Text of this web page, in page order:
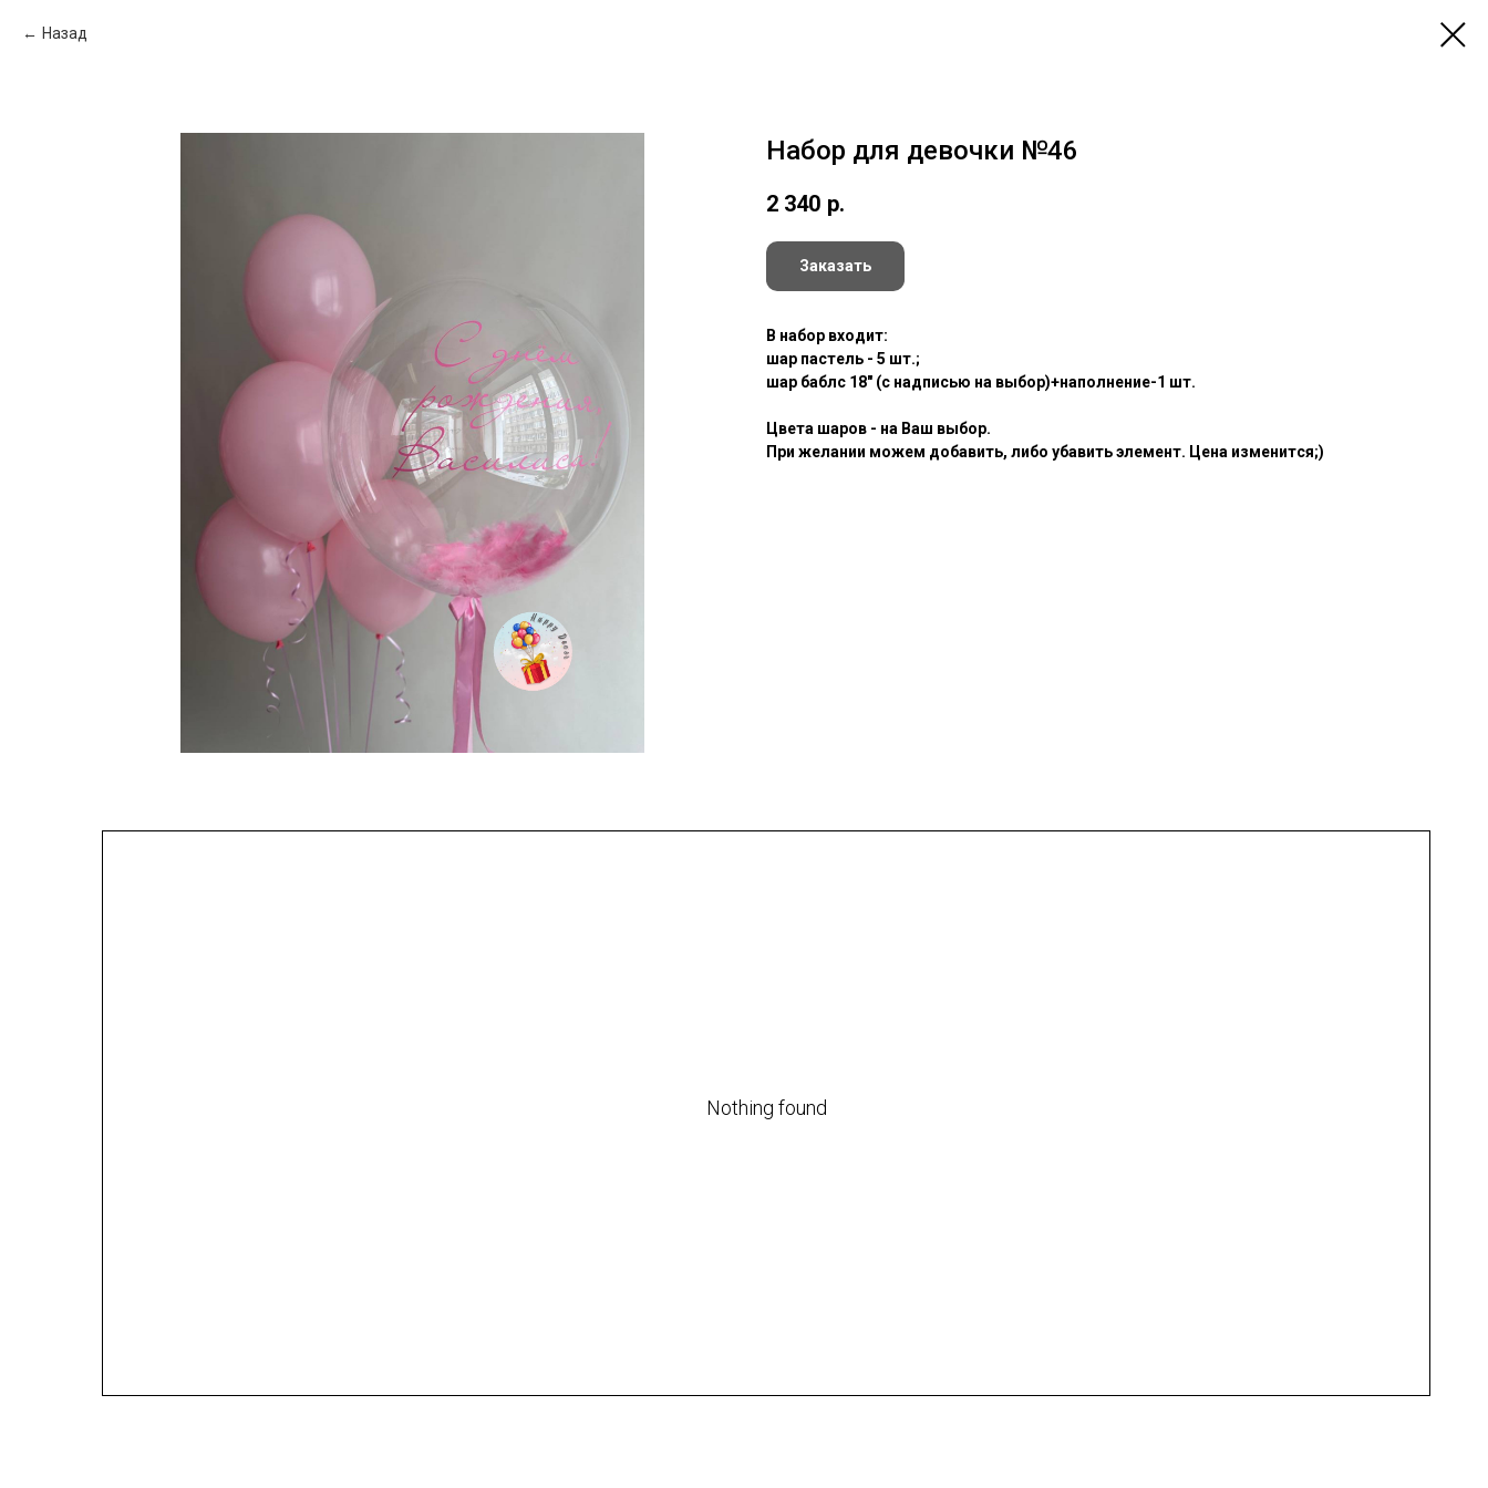
Назад
Набор для девочки №46
2 340 р.
Заказать
В набор входит:
шар пастель - 5 шт.;
шар баблс 18" (с надписью на выбор)+наполнение-1 шт.
Цвета шаров - на Ваш выбор.
При желании можем добавить, либо убавить элемент. Цена изменится;)
Nothing found